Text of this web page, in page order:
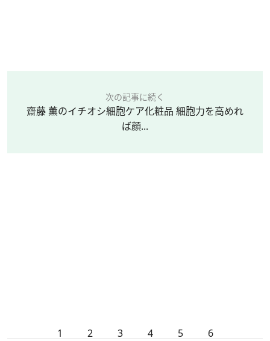
次の記事に続く
齋藤 薫のイチオシ細胞ケア化粧品 細胞力を高めれ
ば顔...
1 2 3 4 5 6